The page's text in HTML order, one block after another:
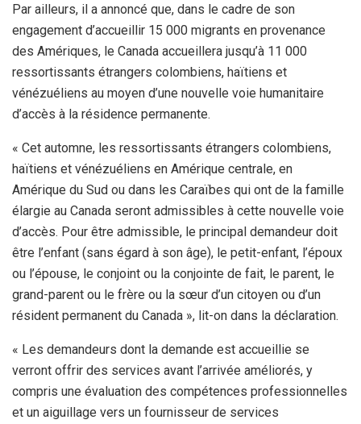
Par ailleurs, il a annoncé que, dans le cadre de son
engagement d’accueillir 15 000 migrants en provenance
des Amériques, le Canada accueillera jusqu’à 11 000
ressortissants étrangers colombiens, haïtiens et
vénézuéliens au moyen d’une nouvelle voie humanitaire
d’accès à la résidence permanente.
« Cet automne, les ressortissants étrangers colombiens,
haïtiens et vénézuéliens en Amérique centrale, en
Amérique du Sud ou dans les Caraïbes qui ont de la famille
élargie au Canada seront admissibles à cette nouvelle voie
d’accès. Pour être admissible, le principal demandeur doit
être l’enfant (sans égard à son âge), le petit-enfant, l’époux
ou l’épouse, le conjoint ou la conjointe de fait, le parent, le
grand-parent ou le frère ou la sœur d’un citoyen ou d’un
résident permanent du Canada », lit-on dans la déclaration.
« Les demandeurs dont la demande est accueillie se
verront offrir des services avant l’arrivée améliorés, y
compris une évaluation des compétences professionnelles
et un aiguillage vers un fournisseur de services